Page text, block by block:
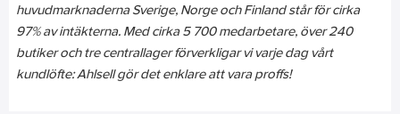
huvudmarknaderna Sverige, Norge och Finland står för cirka
97% av intäkterna. Med cirka 5 700 medarbetare, över 240
butiker och tre centrallager förverkligar vi varje dag vårt
kundlöfte: Ahlsell gör det enklare att vara proffs!